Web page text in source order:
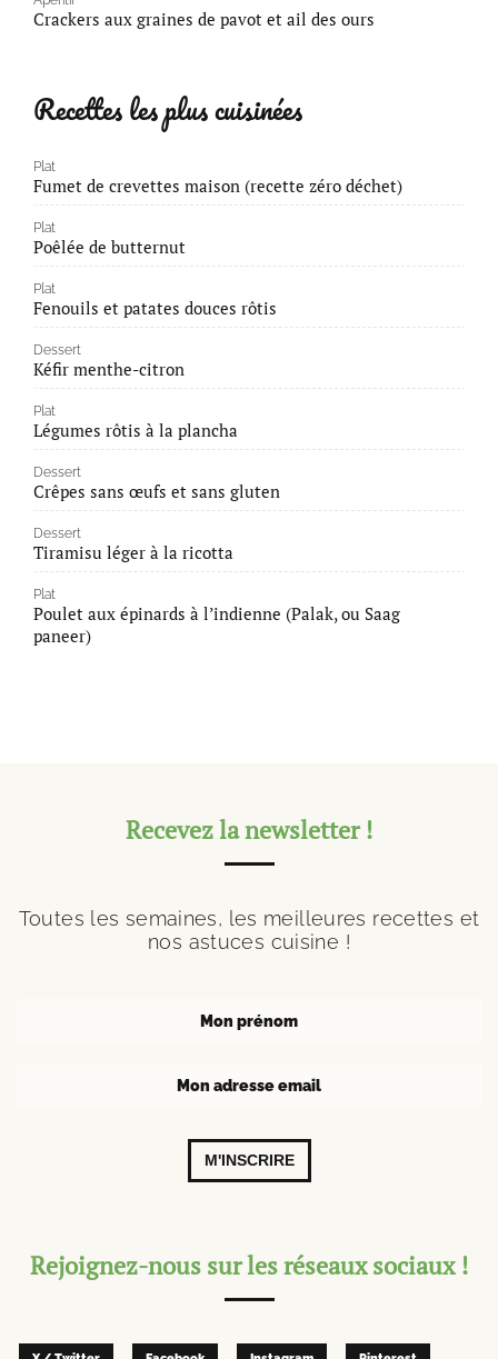
Crackers aux graines de pavot et ail des ours
Recettes les plus cuisinées
Plat
Fumet de crevettes maison (recette zéro déchet)
Plat
Poêlée de butternut
Plat
Fenouils et patates douces rôtis
Dessert
Kéfir menthe-citron
Plat
Légumes rôtis à la plancha
Dessert
Crêpes sans œufs et sans gluten
Dessert
Tiramisu léger à la ricotta
Plat
Poulet aux épinards à l’indienne (Palak, ou Saag
paneer)
Recevez la newsletter !
Toutes les semaines, les meilleures recettes et
nos astuces cuisine !
M'INSCRIRE
Rejoignez-nous sur les réseaux sociaux !